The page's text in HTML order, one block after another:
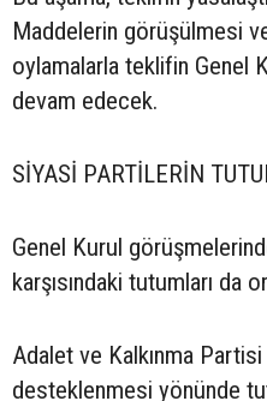
Maddelerin görüşülmesi
oylamalarla teklifin Genel
devam edecek.
SİYASİ PARTİLERİN
Genel Kurul
karşısındaki tutumları da
Adalet ve Kalkınma
desteklenmesi yönünde